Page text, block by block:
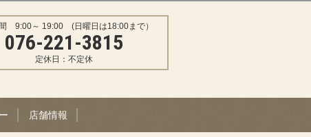
9:00～ 19:00 (日曜日は18:00まで）
076-221-3815
定休日：不定休
店舗情報